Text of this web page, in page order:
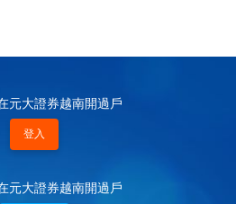
元大證券越南開過戶
登入
元大證券越南開過戶